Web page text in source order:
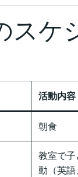
スケ
活動内容
朝食
教室で
動（英